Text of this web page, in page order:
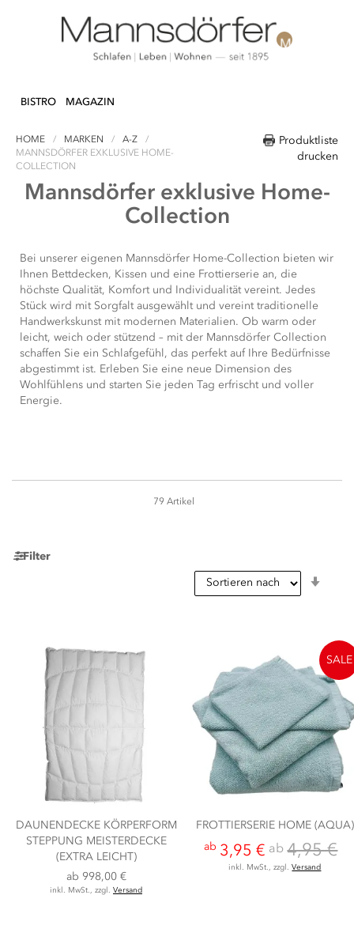
zum
BISTRO MAGAZIN
Produktliste
drucken
HOME MARKEN
A-Z
MANNSDÖRFER EXKLUSIVE HOME-
COLLECTION
Mannsdörfer exklusive Home-
Collection
Bei unserer eigenen Mannsdörfer Home-Collection bieten wir
Ihnen Bettdecken, Kissen und eine Frottierserie an, die
höchste Qualität, Komfort und Individualität vereint. Jedes
Stück wird mit Sorgfalt ausgewählt und vereint traditionelle
Handwerkskunst mit modernen Materialien. Ob warm oder
leicht, weich oder stützend – mit der Mannsdörfer Collection
schaffen Sie ein Schlafgefühl, das perfekt auf Ihre Bedürfnisse
abgestimmt ist. Erleben Sie eine neue Dimension des
Wohlfühlens und starten Sie jeden Tag erfrischt und voller
Energie.
Filter
79 Artikel
DAUNENDECKE KÖRPERFORM
STEPPUNG MEISTERDECKE
(EXTRA LEICHT)
ab 998,00 €
inkl. MwSt., zzgl. Versand
FROTTIERSERIE HOME (AQUA)
ab 3,95 € ab4,95 €
inkl. MwSt., zzgl.Versand
SALE